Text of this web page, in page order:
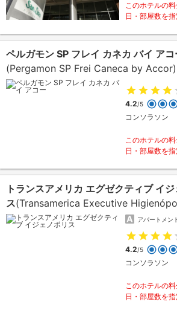
このホテルの
日・部屋数を
ペルガモン SP フレイ カネカ バイ アコ
(Pergamon SP Frei Caneca by Accor)
4.2/5
コンソラソン
このホテルの
日・部屋数を
トランスアメリカ エグゼクティブ イジ
ス(Transamerica Executive
アパートメン
4.2/5
コンソラソン
このホテルの
日・部屋数を